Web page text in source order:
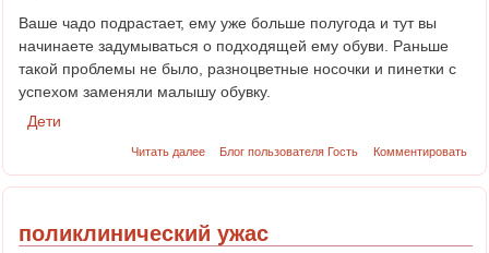
Ваше чадо подрастает, ему уже больше полугода и тут вы
начинаете задумываться о подходящей ему обуви. Раньше
такой проблемы не было, разноцветные носочки и пинетки с
успехом заменяли малышу обувку.
Дети
Читать далее Блог пользователя Гость Комментировать
поликлинический ужас